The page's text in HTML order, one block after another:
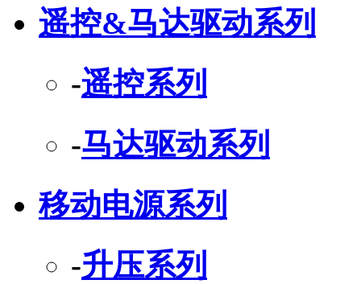
遥控&马达驱动系列
-遥控系列
-马达驱动系列
移动电源系列
-升压系列